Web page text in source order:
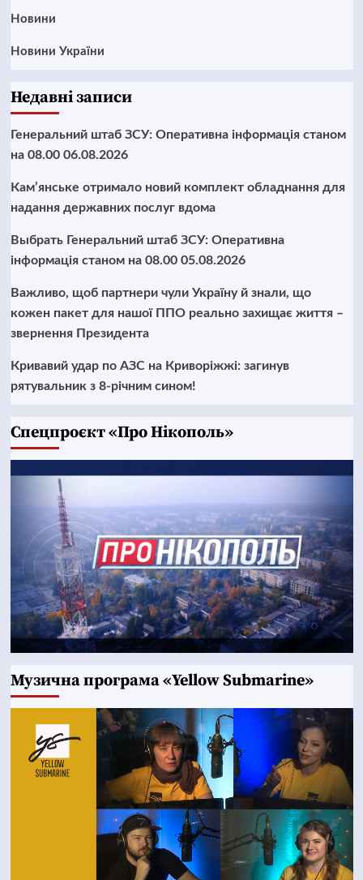
Новини
Новини України
Недавні записи
Генеральний штаб ЗСУ: Оперативна інформація станом
на 08.00 06.08.2026
Кам’янське отримало новий комплект обладнання для
надання державних послуг вдома
Выбрать Генеральний штаб ЗСУ: Оперативна
інформація станом на 08.00 05.08.2026
Важливо, щоб партнери чули Україну й знали, що
кожен пакет для нашої ППО реально захищає життя –
звернення Президента
Кривавий удар по АЗС на Криворіжжі: загинув
рятувальник з 8-річним сином!
Cпецпроєкт «Про Нікополь»
Музична програма «Yellow Submarine»